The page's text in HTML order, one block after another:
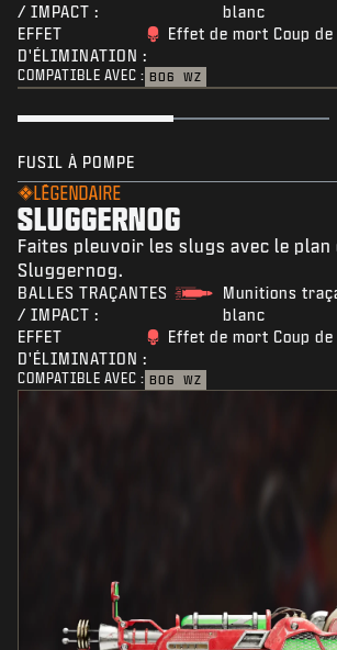
/ IMPACT :
blanc
EFFET
D'ÉLIMINATION :
Effet de mort Coup
COMPATIBLE AVEC : BO6 WZ
FUSIL À POMPE
LÉGENDAIRE
SLUGGERNOG
Faites pleuvoir les slugs avec le plan
Sluggernog.
BALLES TRAÇANTES
/ IMPACT :
Munitions
blanc
EFFET
D'ÉLIMINATION :
Effet de mort Coup
COMPATIBLE AVEC : BO6 WZ